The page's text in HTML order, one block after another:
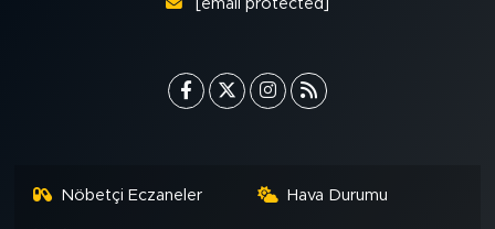
[email protected]
Nöbetçi Eczaneler Hava Durumu